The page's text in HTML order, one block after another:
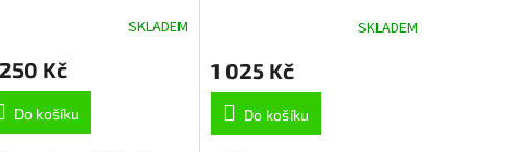
A
SKLADEM
Kč
Do košíku
A
SKLADEM
1 025 Kč
Do košíku